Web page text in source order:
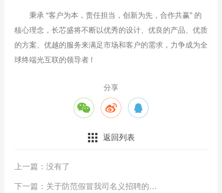
秉承 “客户为本，责任担当，创新为先，合作共赢” 的
核心理念，长芯盛将不断以优秀的设计、优良的产品、优质
的方案、优越的服务来满足市场和客户的需求，力争成为全
球终端光互联的领导者 !
分享
上一篇： 没有了
返回列表
下一篇： 关于防范假冒我司名义招聘的严正申明